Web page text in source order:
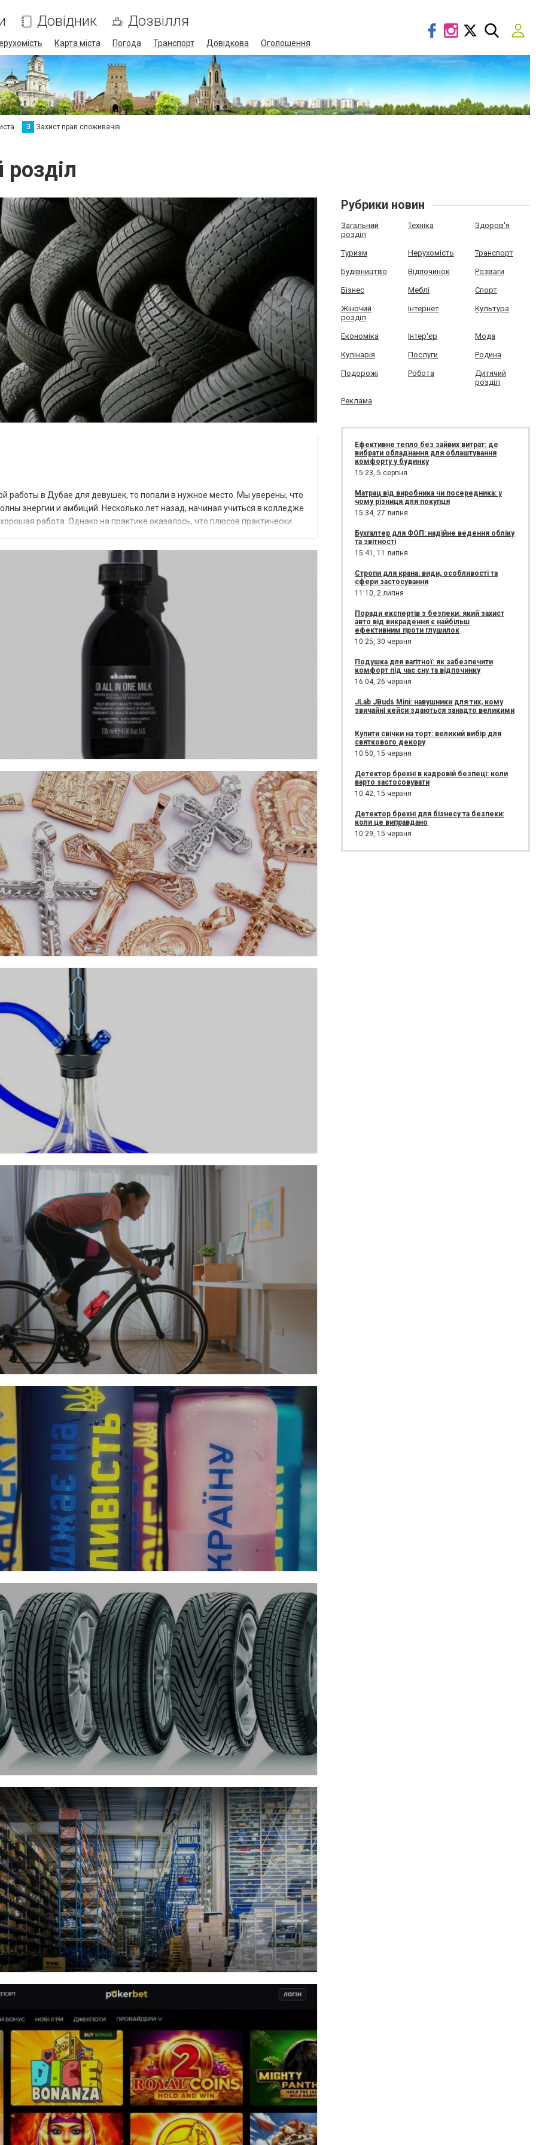
Довідник Дозвілля
Карта міста Погода Транспорт Довідкова Оголошення
З Захист прав споживачів
розділ
работы в Дубае для девушек, то попали в нужное место. Мы уверены, что
энергии и амбиций. Несколько лет назад, начиная учиться в колледже
работа. Однако на практике оказалось, что плюсов практически
Рубрики новин
Загальний
розділ
Техніка Здоров'я
Туризм Нерухомість Транспорт
Будівництво Відпочинок Розваги
Бізнес Меблі Спорт
Жіночий
розділ
Інтернет Культура
Економіка Інтер'єр Мода
Кулінарія Послуги Родина
Подорожі Робота
Дитячий
розділ
Реклама
Ефективне тепло без зайвих витрат: де
вибрати обладнання для облаштування
комфорту у будинку
15:23, 5 серпня
Матрац від виробника чи посередника: у
чому різниця для покупця
15:34, 27 липня
Бухгалтер для ФОП: надійне ведення обліку
та звітності
15:41, 11 липня
Стропи для крана: види, особливості та
сфери застосування
11:10, 2 липня
Поради експертів з безпеки: який захист
авто від викрадення є найбільш
ефективним проти глушилок
10:25, 30 червня
Подушка для вагітної: як забезпечити
комфорт під час сну та відпочинку
16:04, 26 червня
JLab JBuds Mini: навушники для тих, кому
звичайні кейси здаються занадто великими
Купити свічки на торт: великий вибір для
святкового декору
10:50, 15 червня
Детектор брехні в кадровій безпеці: коли
варто застосовувати
10:42, 15 червня
Детектор брехні для бізнесу та безпеки:
коли це виправдано
10:29, 15 червня